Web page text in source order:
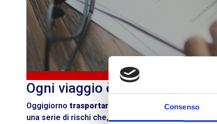
Consenso
Ogni viaggio è imprevedibile:
Oggigiorno trasportare merci
è un’attività
una serie di rischi che, se non calcolati e prevenuti,